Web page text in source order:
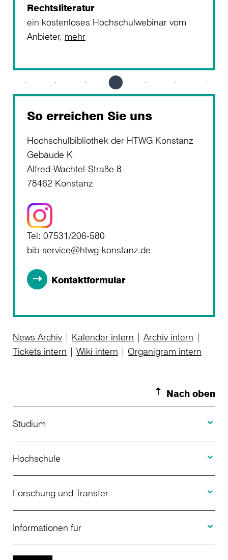
Rechtsliteratur
ein kostenloses Hochschulwebinar vom
Anbieter, mehr
So erreichen Sie uns
Hochschulbibliothek der HTWG Konstanz
Gebäude K
Alfred-Wachtel-Straße 8
78462 Konstanz
Tel: 07531/206-580
bib-service@htwg-konstanz.de
Kontaktformular
News Archiv | Kalender intern | Archiv intern |
Tickets intern | Wiki intern | Organigram intern
Nach oben
Studium
Studienangebot
Bewerbung
Studienberatung
Hochschule
Über uns
Aktuelles
Forschung und Transfer
Projekte
Informationen für